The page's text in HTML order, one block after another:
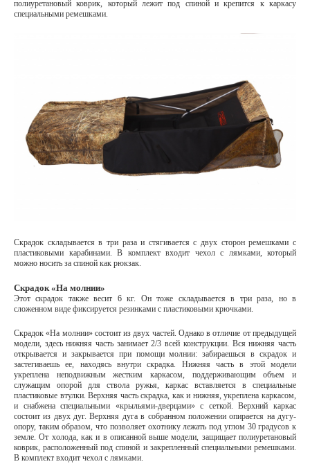
полиуретановый коврик, который лежит под спиной и крепится к каркасу
специальными ремешками.
Скрадок складывается в три раза и стягивается с двух сторон ремешками с
пластиковыми карабинами. В комплект входит чехол с лямками, который
можно носить за спиной как рюкзак.
Скрадок «На молнии»
Этот скрадок также весит 6 кг. Он тоже складывается в три раза, но в
сложенном виде фиксируется резинками с пластиковыми крючками.
Скрадок «На молнии» состоит из двух частей. Однако в отличие от предыдущей
модели, здесь нижняя часть занимает 2/3 всей конструкции. Вся нижняя часть
открывается и закрывается при помощи молнии: забираешься в скрадок и
застегиваешь ее, находясь внутри скрадка. Нижняя часть в этой модели
укреплена неподвижным жестким каркасом, поддерживающим объем и
служащим опорой для ствола ружья, каркас вставляется в специальные
пластиковые втулки. Верхняя часть скрадка, как и нижняя, укреплена каркасом,
и снабжена специальными «крыльями-дверцами» с сеткой. Верхний каркас
состоит из двух дуг. Верхняя дуга в собранном положении опирается на дугу-
опору, таким образом, что позволяет охотнику лежать под углом 30 градусов к
земле. От холода, как и в описанной выше модели, защищает полиуретановый
коврик, расположенный под спиной и закрепленный специальными ремешками.
В комплект входит чехол с лямками.